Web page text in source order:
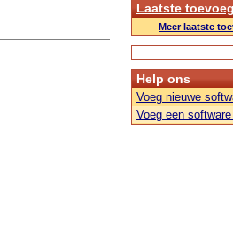
Laatste
Meer laatste
Help ons
Voeg nieuwe
Voeg een